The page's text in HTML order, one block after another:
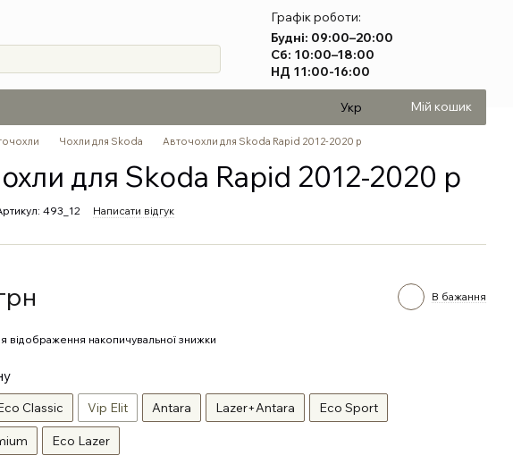
Графік роботи:
Будні: 09:00–20:00
Сб: 10:00–18:00
НД 11:00-16:00
Укр Мій кошик
Чохли для Skoda Авточохли для Skoda Rapid 2012-2020 р
для Skoda Rapid 2012-2020 р
493_12 Написати відгук
В бажання
відображення накопичувальної знижки
Classic Vip Elit Antara Lazer+Antara Eco Sport
Eco Lazer